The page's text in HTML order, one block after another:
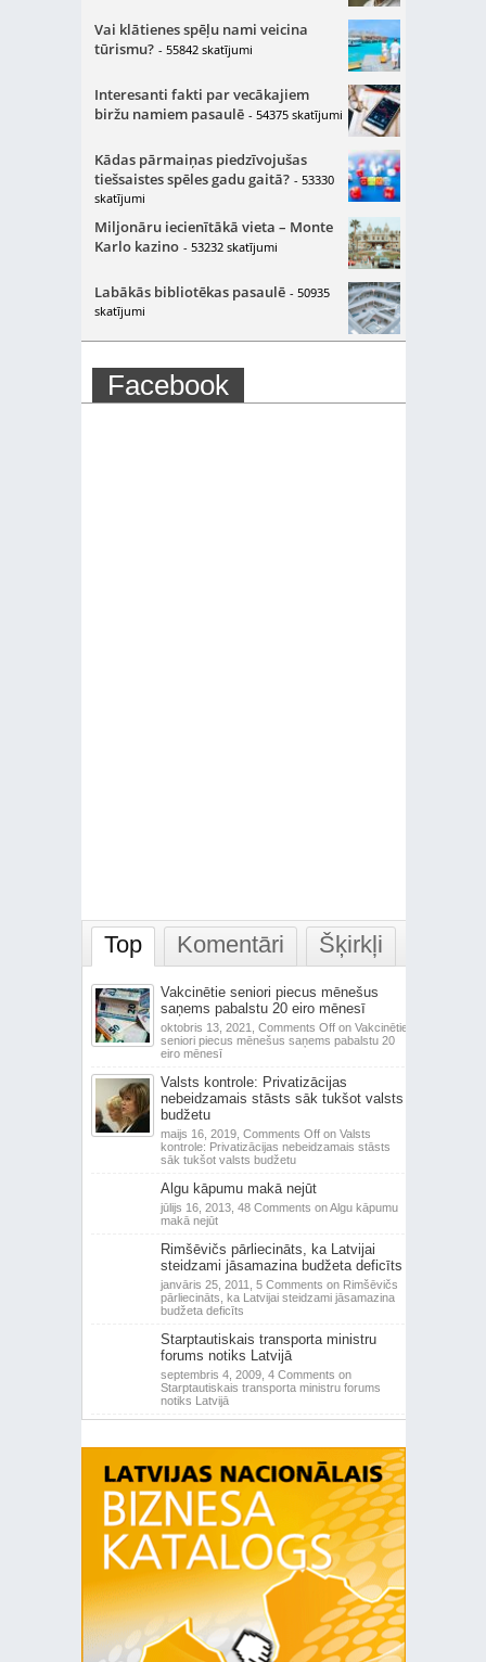
Vai klātienes spēļu nami veicina
tūrismu? - 55842 skatījumi
Interesanti fakti par vecākajiem
biržu namiem pasaulē - 54375 skatījumi
Kādas pārmaiņas piedzīvojušas
tiešsaistes spēles gadu gaitā? - 53330
skatījumi
Miljonāru iecienītākā vieta – Monte
Karlo kazino - 53232 skatījumi
Labākās bibliotēkas pasaulē - 50935
skatījumi
Facebook
Top Komentāri Šķirkļi
Vakcinētie seniori piecus mēnešus
saņems pabalstu 20 eiro mēnesī
oktobris 13, 2021, Comments Offon Vakcinētie
seniori piecus mēnešus saņems pabalstu 20
eiro mēnesī
Valsts kontrole: Privatizācijas
nebeidzamais stāsts sāk tukšot valsts
budžetu
maijs 16, 2019, Comments Offon Valsts
kontrole: Privatizācijas nebeidzamais stāsts
sāk tukšot valsts budžetu
Algu kāpumu makā nejūt
jūlijs 16, 2013, 48 Comments on Algu kāpumu
makā nejūt
Rimšēvičs pārliecināts, ka Latvijai
steidzami jāsamazina budžeta deficīts
janvāris 25, 2011, 5 Comments on Rimšēvičs
pārliecināts, ka Latvijai steidzami jāsamazina
budžeta deficīts
Starptautiskais transporta ministru
forums notiks Latvijā
septembris 4, 2009, 4 Comments on
Starptautiskais transporta ministru forums
notiks Latvijā